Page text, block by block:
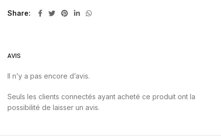
Share
AVIS
Il n’y a pas encore d’avis.
Seuls les clients connectés ayant acheté ce produit ont la
possibilité de laisser un avis.